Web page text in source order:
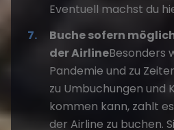
Eventuell machst du
Buche sofern
der AirlineBesonders
Pandemie und zu
zu Umbuchungen und
kommen kann, zahlt
der Airline zu buchen.